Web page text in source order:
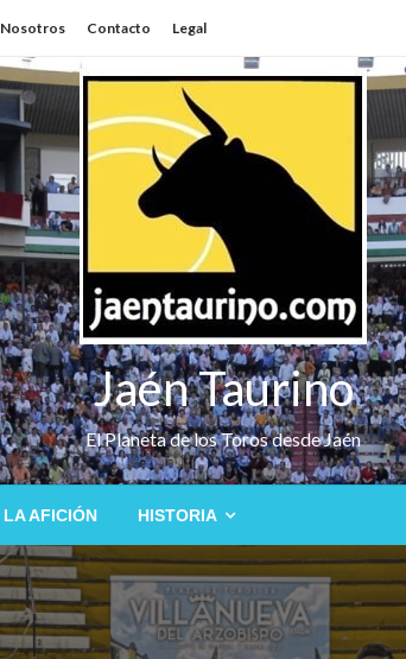
Nosotros Contacto Legal
Jaén Taurino
El Planeta de los Toros desde Jaén
LA AFICIÓN HISTORIA